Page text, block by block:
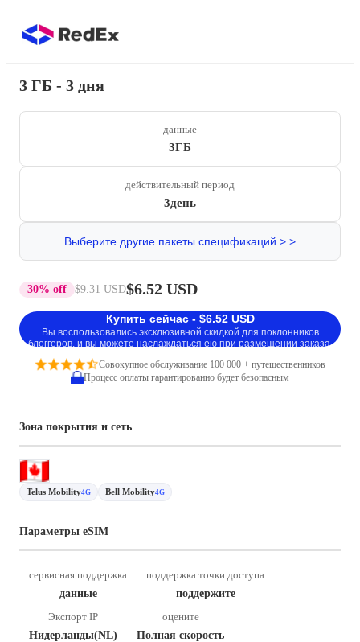
3 ГБ - 3 дня
данные
3ГБ
действительный период
3день
Выберите другие пакеты спецификаций > >
30% off $9.31 USD$6.52 USD
Купить сейчас - $6.52 USD
Вы воспользовались эксклюзивной скидкой для поклонников
блоггеров, и вы можете наслаждаться ею при размещении заказа.
Совокупное обслуживание 100 000 + путешественников
Процесс оплаты гарантированно будет безопасным
Зона покрытия и сеть
Telus Mobility4G Bell Mobility4G
Параметры eSIM
сервисная поддержка
данные
поддержка точки доступа
поддержите
Экспорт IP
Нидерланды(NL)
оцените
Полная скорость